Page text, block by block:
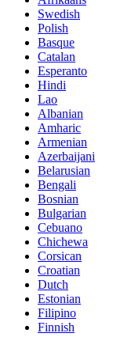
Swedish
Polish
Basque
Catalan
Esperanto
Hindi
Lao
Albanian
Amharic
Armenian
Azerbaijani
Belarusian
Bengali
Bosnian
Bulgarian
Cebuano
Chichewa
Corsican
Croatian
Dutch
Estonian
Filipino
Finnish